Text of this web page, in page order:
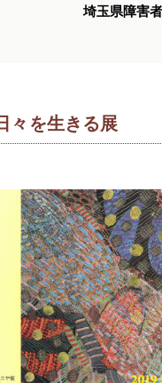
埼玉県障害
々を生きる展